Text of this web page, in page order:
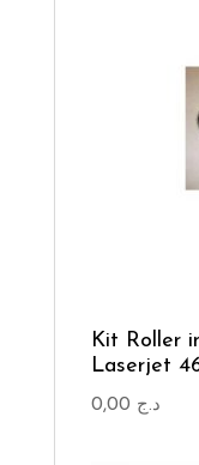
Kit Roller
Laserjet
د.ج